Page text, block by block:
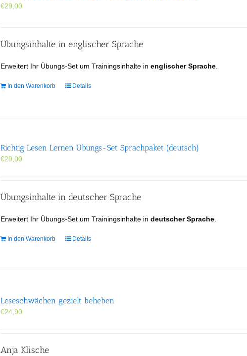
€29,00
Übungsinhalte in englischer Sprache
Erweitert Ihr Übungs-Set um Trainingsinhalte inenglischer Sprache
In den Warenkorb Details
Richtig Lesen Lernen Übungs-Set Sprachpaket (deutsch)
€29,00
Übungsinhalte in deutscher Sprache
Erweitert Ihr Übungs-Set um Trainingsinhalte indeutscher Sprache
In den Warenkorb Details
Leseschwächen gezielt beheben
€24,90
Anja Klische